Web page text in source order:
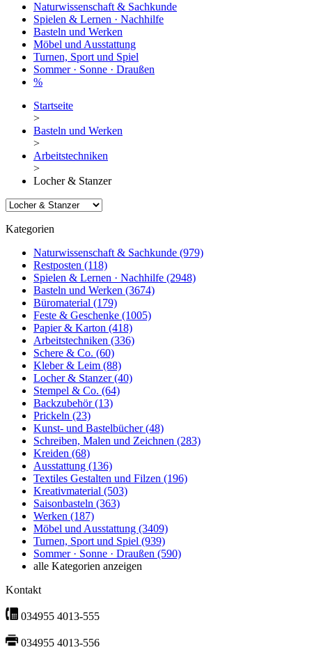
Naturwissenschaft & Sachkunde
Spielen & Lernen · Nachhilfe
Basteln und Werken
Möbel und Ausstattung
Turnen, Sport und Spiel
Sommer · Sonne · Draußen
%
Startseite
>
Basteln und Werken
>
Arbeitstechniken
>
Locher & Stanzer
Kategorien
Naturwissenschaft & Sachkunde (979)
Restposten (118)
Spielen & Lernen · Nachhilfe (2948)
Basteln und Werken (3674)
Büromaterial (179)
Feste & Geschenke (1005)
Papier & Karton (418)
Arbeitstechniken (336)
Schere & Co. (60)
Kleber & Leim (88)
Locher & Stanzer(40)
Stempel & Co. (64)
Backzubehör(13)
Prickeln (23)
Kunst- und Bastelbücher(48)
Schreiben, Malen und Zeichnen (283)
Kreiden (68)
Ausstattung (136)
Textiles Gestalten und Filzen (196)
Kreativmaterial (503)
Saisonbasteln (363)
Werken (187)
Möbel und Ausstattung (3409)
Turnen, Sport und Spiel (939)
Sommer · Sonne · Draußen (590)
alle Kategorien anzeigen
Kontakt
034955 4013-555
034955 4013-556